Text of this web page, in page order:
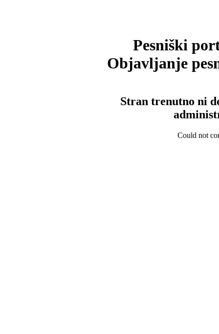
Pesniški
Objavljanje
Stran trenutno ni
Could not